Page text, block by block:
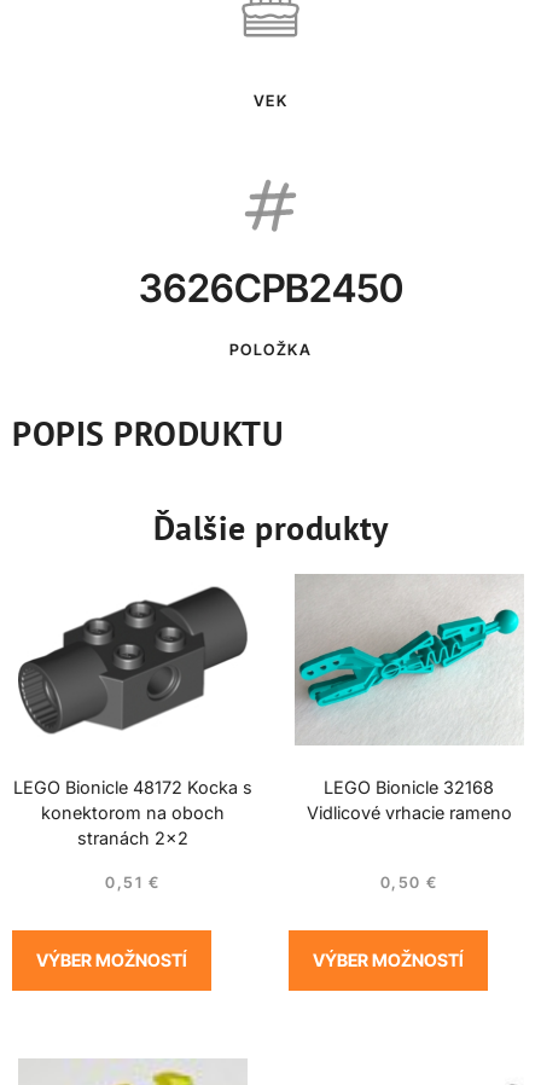
VEK
3626CPB2450
POLOŽKA
POPIS PRODUKTU
Ďalšie produkty
LEGO Bionicle 48172 Kocka s
konektorom na oboch
stranách 2×2
0,51 €
VÝBER MOŽNOSTÍ
LEGO Bionicle 32168
Vidlicové vrhacie rameno
0,50 €
VÝBER MOŽNOSTÍ